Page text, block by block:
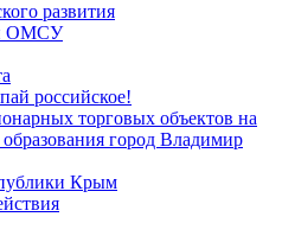
развития
ОМСУ
российское!
торговых объектов на
город Владимир
Крым